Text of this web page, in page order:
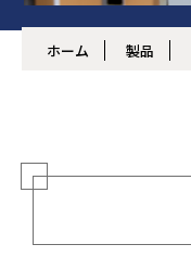
ホーム 製品